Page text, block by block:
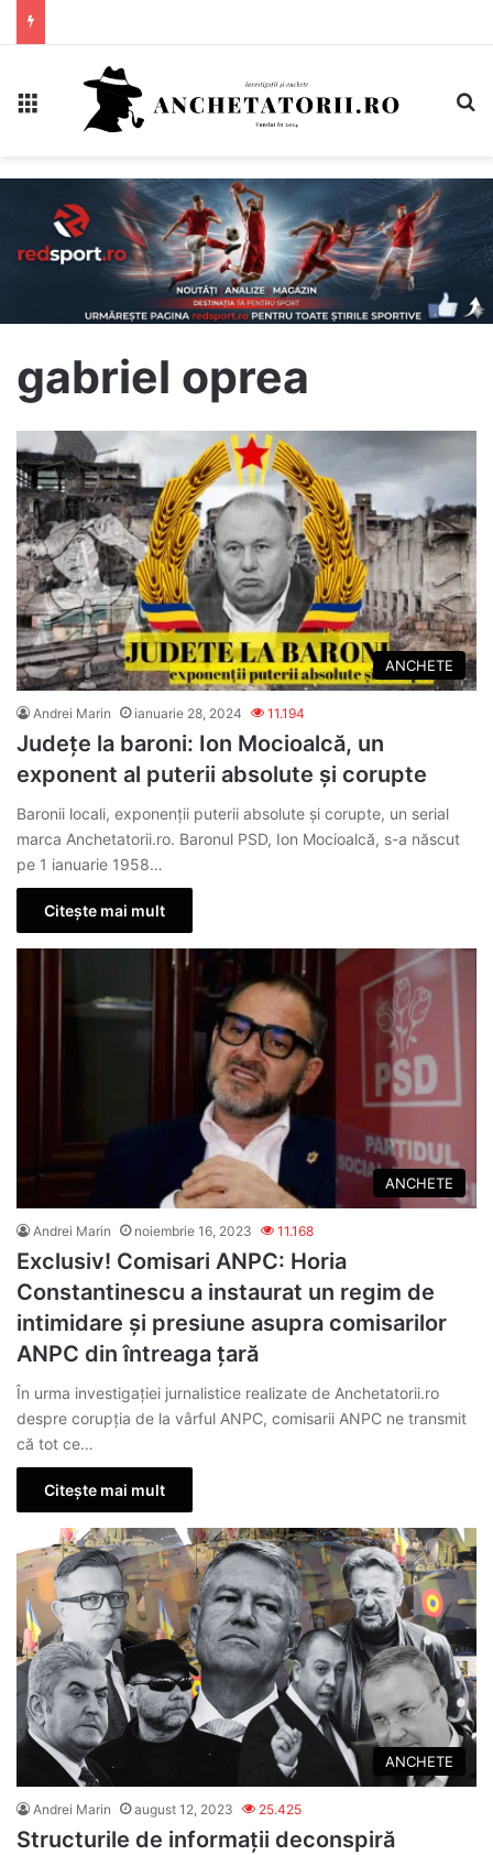
gabriel oprea
ANCHETE
Andrei Marin ianuarie 28, 2024 11.194
Județe la baroni: Ion Mocioalcă, un
exponent al puterii absolute și corupte
Baronii locali, exponenții puterii absolute și corupte, un serial
marca Anchetatorii.ro. Baronul PSD, Ion Mocioalcă, s-a născut
pe 1 ianuarie 1958…
Citește mai mult
ANCHETE
Andrei Marin noiembrie 16, 2023 11.168
Exclusiv! Comisari ANPC: Horia
Constantinescu a instaurat un regim de
intimidare și presiune asupra comisarilor
ANPC din întreaga țară
În urma investigației jurnalistice realizate de Anchetatorii.ro
despre corupția de la vârful ANPC, comisarii ANPC ne transmit
că tot ce…
Citește mai mult
ANCHETE
Andrei Marin august 12, 2023 25.425
Structurile de informații deconspiră